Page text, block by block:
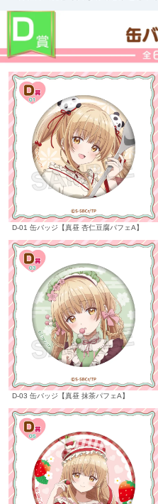
D-01 缶バッジ【真昼 杏仁豆腐パフェA】
D-03 缶バッジ【真昼 抹茶パフェA】